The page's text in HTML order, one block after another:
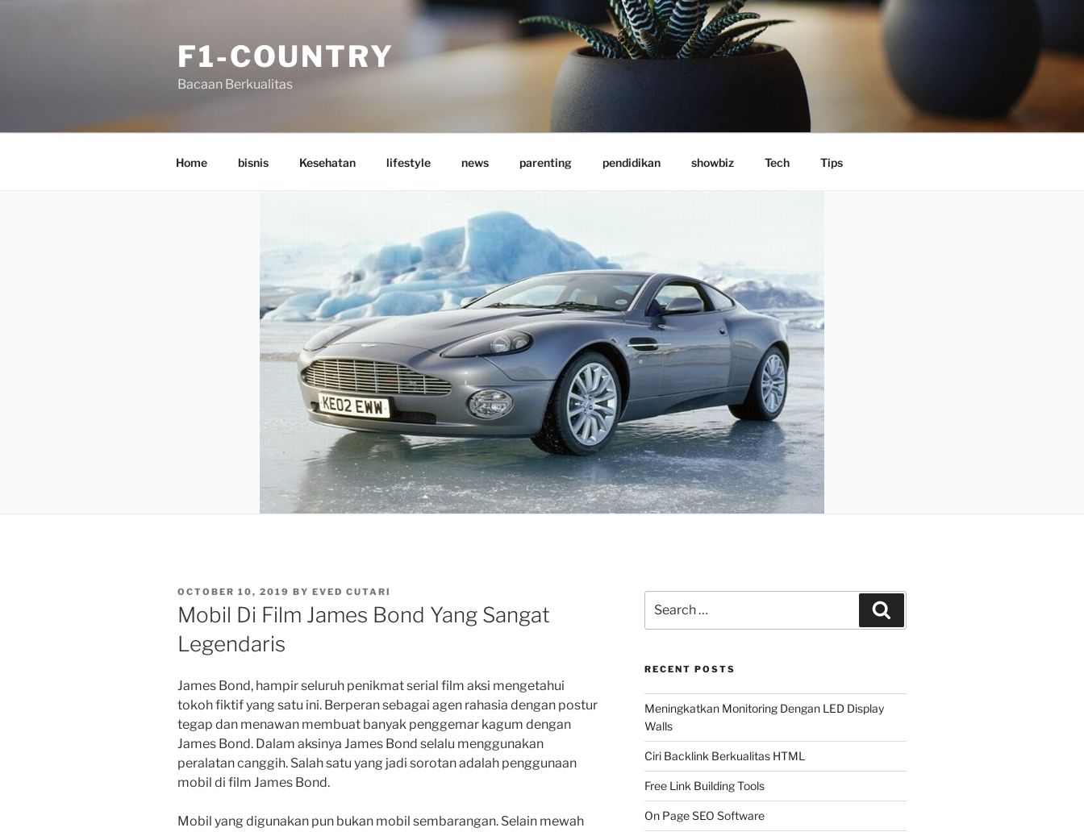
F1-COUNTRY
Bacaan Berkualitas
Home bisnis Kesehatan lifestyle news parenting pendidikan showbiz Tech Tips
POSTED
ON
OCTOBER 10, 2019 BY EVED CUTARI
Mobil Di Film James Bond Yang Sangat
Legendaris
James Bond, hampir seluruh penikmat serial film aksi mengetahui
tokoh fiktif yang satu ini. Berperan sebagai agen rahasia dengan postur
tegap dan menawan membuat banyak penggemar kagum dengan
James Bond. Dalam aksinya James Bond selalu menggunakan
peralatan canggih. Salah satu yang jadi sorotan adalah penggunaan
mobil di film James Bond.
Mobil yang digunakan pun bukan mobil sembarangan. Selain mewah
for:
RECENT POSTS
Meningkatkan Monitoring Dengan LED Display
Walls
Ciri Backlink Berkualitas HTML
Free Link Building Tools
On Page SEO Software